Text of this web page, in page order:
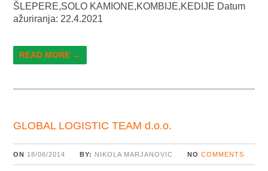
ŠLEPERE,SOLO KAMIONE,KOMBIJE,KEDIJE Datum
ažuriranja: 22.4.2021
READ MORE →
GLOBAL LOGISTIC TEAM d.o.o.
ON 18/06/2014 BY: NIKOLA MARJANOVIC NO COMMENTS